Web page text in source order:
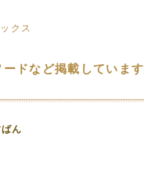
クス
ドなど掲載しています
ん